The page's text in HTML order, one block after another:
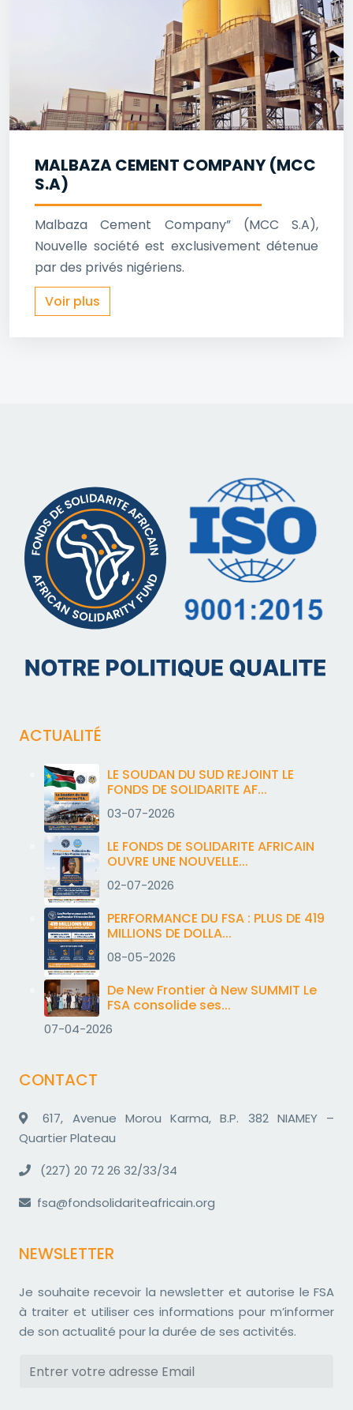
MALBAZA CEMENT COMPANY (MCC
S.A)
Malbaza Cement Company” (MCC S.A),
Nouvelle société est exclusivement détenue
par des privés nigériens.
Voir plus
ACTUALITÉ
LE SOUDAN DU SUD REJOINT LE
FONDS DE SOLIDARITE AF...
03-07-2026
LE FONDS DE SOLIDARITE AFRICAIN
OUVRE UNE NOUVELLE...
02-07-2026
PERFORMANCE DU FSA : PLUS DE 419
MILLIONS DE DOLLA...
08-05-2026
De New Frontier à New SUMMIT Le
FSA consolide ses...
07-04-2026
CONTACT
617, Avenue Morou Karma, B.P. 382 NIAMEY –
Quartier Plateau
(227) 20 72 26 32/33/34
fsa@fondsolidariteafricain.org
NEWSLETTER
Je souhaite recevoir la newsletter et autorise le FSA
à traiter et utiliser ces informations pour m’informer
de son actualité pour la durée de ses activités.